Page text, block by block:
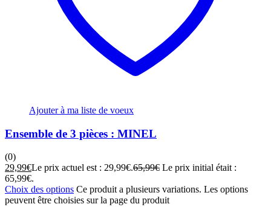
Ajouter à ma liste de voeux
Ensemble de 3 pièces : MINEL
(0)
29,99€Le prix actuel est : 29,99€.65,99€ Le prix initial était :
65,99€.
Choix des options Ce produit a plusieurs variations. Les options
peuvent être choisies sur la page du produit